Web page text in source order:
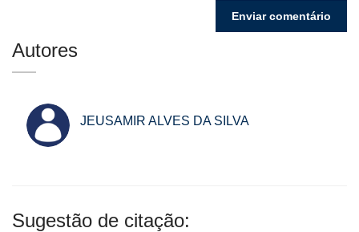
Autores
JEUSAMIR ALVES DA SILVA
Sugestão de citação: